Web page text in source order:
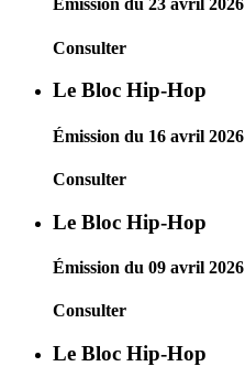
Émission du 23 avril 2026
Consulter
Le Bloc Hip-Hop
Émission du 16 avril 2026
Consulter
Le Bloc Hip-Hop
Émission du 09 avril 2026
Consulter
Le Bloc Hip-Hop